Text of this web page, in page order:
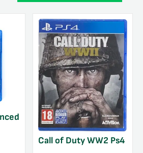
Call of Duty WW2 Ps4